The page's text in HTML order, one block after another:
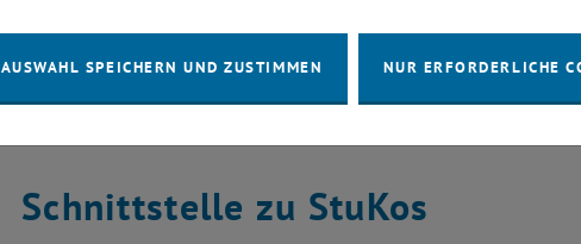
Wartung
Weiterentwicklung (z.B. Integration von rechtlichen &
Schnittstelle zu StuKos
AUSWAHL SPEICHERN UND ZUSTIMMEN NUR ERFORDERLICHE